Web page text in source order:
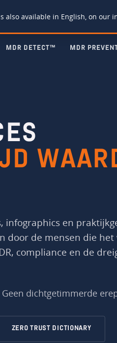
also available in English, on our
MDR DETECT™ MDR
infographics en
door de mensen die
compliance en de
dichtgetimmerde
ZERO TRUST DICTIONARY